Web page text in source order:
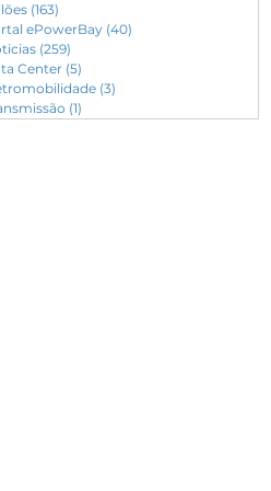
(163)
ePowerBay (40)
(259)
Center (5)
(3)
(1)